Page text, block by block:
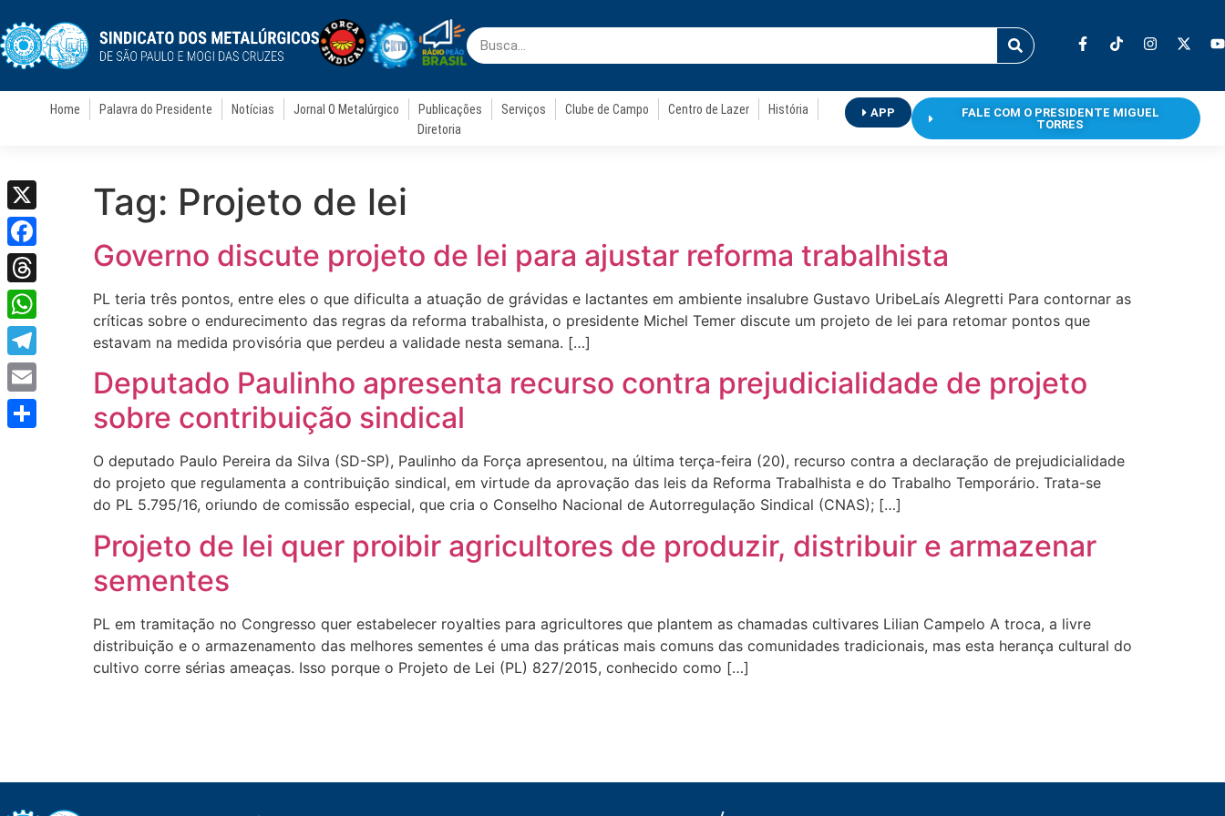
Home Palavra do Presidente Notícias Jornal O Metalúrgico Publicações Serviços Clube de Campo Centro de Lazer
História
Diretoria
APP
FALE COM O PRESIDENTE MIGUEL
TORRES
Tag: Projeto de lei
Governo discute projeto de lei para ajustar reforma trabalhista
PL teria três pontos, entre eles o que dificulta a atuação de grávidas e lactantes em ambiente insalubre Gustavo UribeLaís Alegretti Para contornar as
críticas sobre o endurecimento das regras da reforma trabalhista, o presidente Michel Temer discute um projeto de lei para retomar pontos que
estavam na medida provisória que perdeu a validade nesta semana. […]
Deputado Paulinho apresenta recurso contra prejudicialidade de projeto
sobre contribuição sindical
O deputado Paulo Pereira da Silva (SD-SP), Paulinho da Força apresentou, na última terça-feira (20), recurso contra a declaração de prejudicialidade
do projeto que regulamenta a contribuição sindical, em virtude da aprovação das leis da Reforma Trabalhista e do Trabalho Temporário. Trata-se
do PL 5.795/16, oriundo de comissão especial, que cria o Conselho Nacional de Autorregulação Sindical (CNAS); […]
Projeto de lei quer proibir agricultores de produzir, distribuir e armazenar
sementes
PL em tramitação no Congresso quer estabelecer royalties para agricultores que plantem as chamadas cultivares Lilian Campelo A troca, a livre
distribuição e o armazenamento das melhores sementes é uma das práticas mais comuns das comunidades tradicionais, mas esta herança cultural do
cultivo corre sérias ameaças. Isso porque o Projeto de Lei (PL) 827/2015, conhecido como […]
X
Facebook
Threads
WhatsApp
Telegram
Email